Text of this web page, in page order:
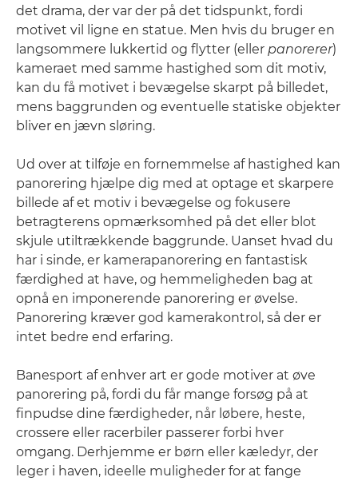
det drama, der var der på det tidspunkt, fordi
motivet vil ligne en statue. Men hvis du bruger en
langsommere lukkertid og flytter (eller panorerer)
kameraet med samme hastighed som dit motiv,
kan du få motivet i bevægelse skarpt på billedet,
mens baggrunden og eventuelle statiske objekter
bliver en jævn sløring.
Ud over at tilføje en fornemmelse af hastighed kan
panorering hjælpe dig med at optage et skarpere
billede af et motiv i bevægelse og fokusere
betragterens opmærksomhed på det eller blot
skjule utiltrækkende baggrunde. Uanset hvad du
har i sinde, er kamerapanorering en fantastisk
færdighed at have, og hemmeligheden bag at
opnå en imponerende panorering er øvelse.
Panorering kræver god kamerakontrol, så der er
intet bedre end erfaring.
Banesport af enhver art er gode motiver at øve
panorering på, fordi du får mange forsøg på at
finpudse dine færdigheder, når løbere, heste,
crossere eller racerbiler passerer forbi hver
omgang. Derhjemme er børn eller kæledyr, der
leger i haven, ideelle muligheder for at fange